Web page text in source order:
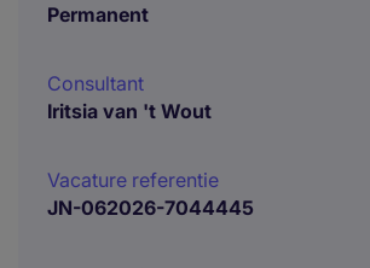
Permanent
Consultant
Iritsia van 't Wout
Vacature referentie
JN-062026-7044445